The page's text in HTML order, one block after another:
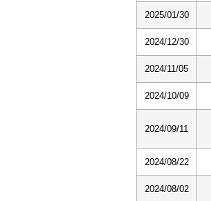
2025/01/30
2024/12/30
2024/11/05
2024/10/09
2024/09/11
2024/08/22
2024/08/02